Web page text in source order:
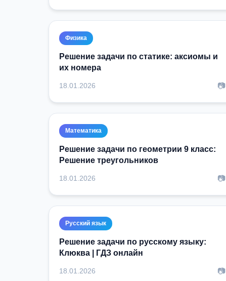
Физика
Решение задачи по статике: аксиомы и
их номера
18.01.2026 📷
Математика
Решение задачи по геометрии 9 класс:
Решение треугольников
18.01.2026 📷
Русский язык
Решение задачи по русскому языку:
Клюква | ГДЗ онлайн
18.01.2026 📷